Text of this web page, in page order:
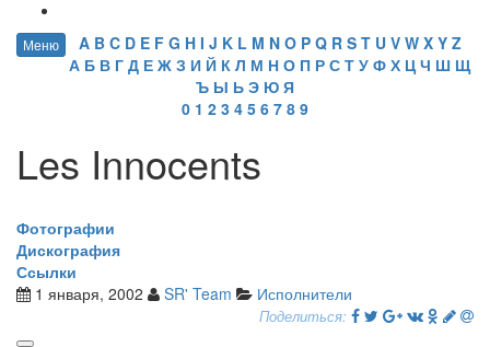
Меню A B C D E F G H I J K L M N O P Q R S T U V W X Y Z
А Б В Г Д Е Ж З И Й К Л М Н О П Р С Т У Ф Х Ц Ч Ш Щ
Ъ Ы Ь Э Ю Я
0 1 2 3 4 5 6 7 8 9
Les Innocents
Фотографии
Дискография
Ссылки
1 января, 2002
SR' Team Исполнители
Поделиться: